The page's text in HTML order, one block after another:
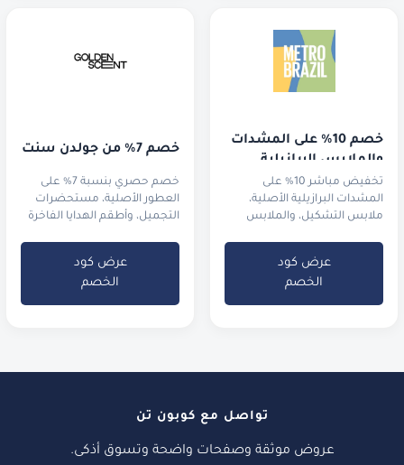
خصم 10% على المشدات
والملابس البرازيلية
تخفيض مباشر 10% على
المشدات البرازيلية الأصلية،
ملابس التشكيل، والملابس
عرض كود
الخصم
خصم 7% من جولدن سنت
خصم حصري بنسبة 7% على
العطور الأصلية، مستحضرات
التجميل، وأطقم الهدايا الفاخرة
عرض كود
الخصم
تواصل مع كوبون تن
عروض موثقة وصفحات واضحة وتسوق أذكى.